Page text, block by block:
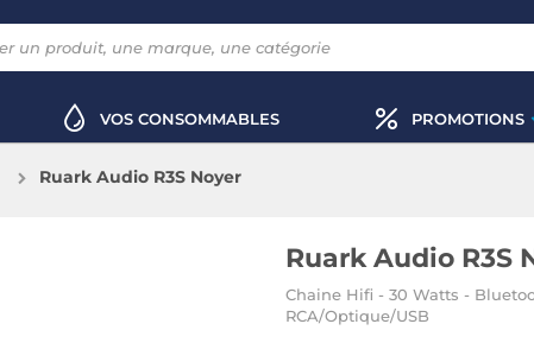
VOS CONSOMMABLES PROMOTIONS
Ruark Audio R3S Noyer
Ruark Audio R3S
Chaine Hifi - 30 Watts -
RCA/Optique/USB